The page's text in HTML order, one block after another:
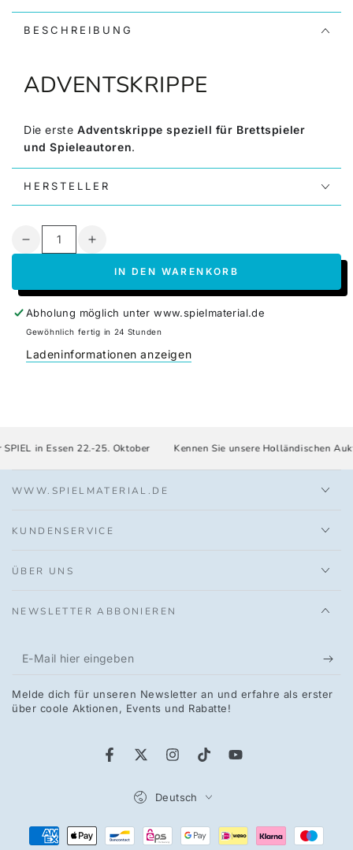
BESCHREIBUNG
ADVENTSKRIPPE
Die erste Adventskrippe speziell für Brettspieler
und Spieleautoren.
HERSTELLER
Anzahl
Verringere
für
Krippe
mit
-
Erhöhe
Menge
für
Krippe
mit
-
IN DEN WARENKORB
Abholung möglich unterwww.spielmaterial.de
Gewöhnlich fertig in 24 Stunden
Ladeninformationen anzeigen
in Essen 22.-25. Oktober Kennen Sie unsere Holländischen
WWW.SPIELMATERIAL.DE
KUNDENSERVICE
ÜBER UNS
NEWSLETTER ABBONIEREN
E-
hier
Melde dich für unseren Newsletter an und erfahre als erster
über coole Aktionen, Events und Rabatte!
FacebookTwitterInstagramTikTokYouTube
Deutsch
Zahlungsmöglichkeiten